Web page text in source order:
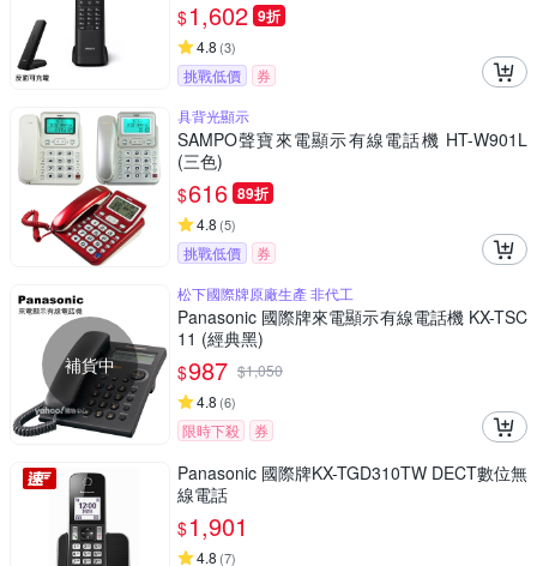
$1,602 9折
4.8 (3)
挑戰低價
券
具背光顯示
SAMPO聲寶來電顯示有線電話機 HT-W901L
(三色)
$616 89折
4.8 (5)
挑戰低價 券
補貨中
松下國際牌原廠生產 非代工
Panasonic 國際牌來電顯示有線電話機 KX-TSC
11 (經典黑)
$987 $1,050
4.8 (6)
限時下殺 券
Panasonic 國際牌KX-TGD310TW DECT數位無
線電話
$1,901
4.8 (7)